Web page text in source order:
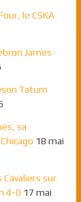
le CSKA
James
Tatum
sa
18 mai
Cavaliers sur
4-0 17 mai